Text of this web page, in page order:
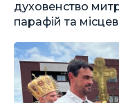
духовенство
парафій та